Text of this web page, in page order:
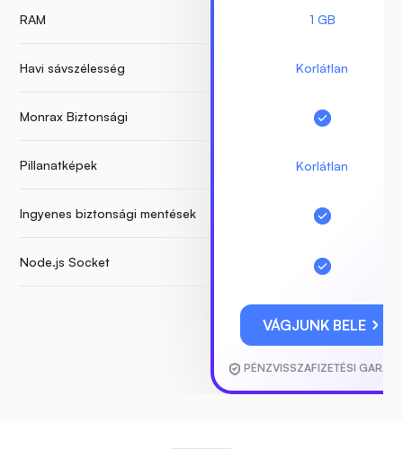
RAM
Havi sávszélesség
Monrax Biztonsági
Pillanatképek
Ingyenes biztonsági mentések
Node.js Socket
1 GB
Korlátlan
Korlátlan
VÁGJUNK BELE
PÉNZVISSZAFIZETÉSI